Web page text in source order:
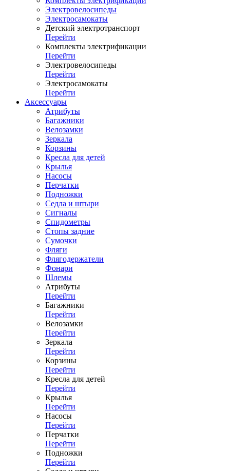
Электровелосипеды
Электросамокаты
Детский электротранспорт
Перейти
Комплекты электрификации
Перейти
Электровелосипеды
Перейти
Электросамокаты
Перейти
Аксессуары
Атрибуты
Багажники
Велозамки
Зеркала
Корзины
Кресла для детей
Крылья
Насосы
Перчатки
Подножки
Седла и штыри
Сигналы
Спидометры
Стопы задние
Сумочки
Фляги
Флягодержатели
Фонари
Шлемы
Атрибуты
Перейти
Багажники
Перейти
Велозамки
Перейти
Зеркала
Перейти
Корзины
Перейти
Кресла для детей
Перейти
Крылья
Перейти
Насосы
Перейти
Перчатки
Перейти
Подножки
Перейти